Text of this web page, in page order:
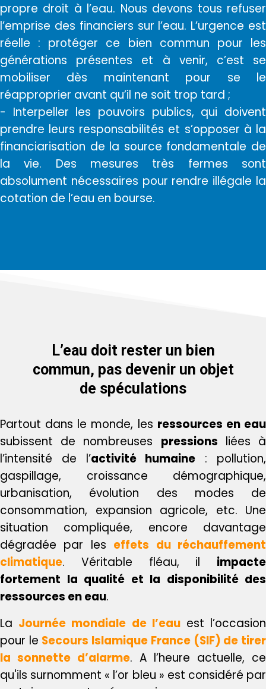
propre droit à l’eau. Nous devons tous refuser
l’emprise des financiers sur l’eau. L’urgence est
réelle : protéger ce bien commun pour les
générations présentes et à venir, c’est se
mobiliser dès maintenant pour se le
réapproprier avant qu’il ne soit trop tard ;
- Interpeller les pouvoirs publics, qui doivent
prendre leurs responsabilités et s’opposer à la
financiarisation de la source fondamentale de
la vie. Des mesures très fermes sont
absolument nécessaires pour rendre illégale la
cotation de l’eau en bourse.
L’eau doit rester un bien
commun, pas devenir un objet
de spéculations
Partout dans le monde, les ressources en eau
subissent de nombreuses pressions liées à
l’intensité de l’activité humaine : pollution,
gaspillage, croissance démographique,
urbanisation, évolution des modes de
consommation, expansion agricole, etc. Une
situation compliquée, encore davantage
dégradée par les effets du réchauffement
climatique. Véritable fléau, il impacte
fortement la qualité et la disponibilité des
ressources en eau.
La Journée mondiale de l’eauest l’occasion
pour le Secours Islamique France (SIF) de tirer
la sonnette d’alarme. A l’heure actuelle, ce
qu'ils surnomment « l’or bleu » est considéré par